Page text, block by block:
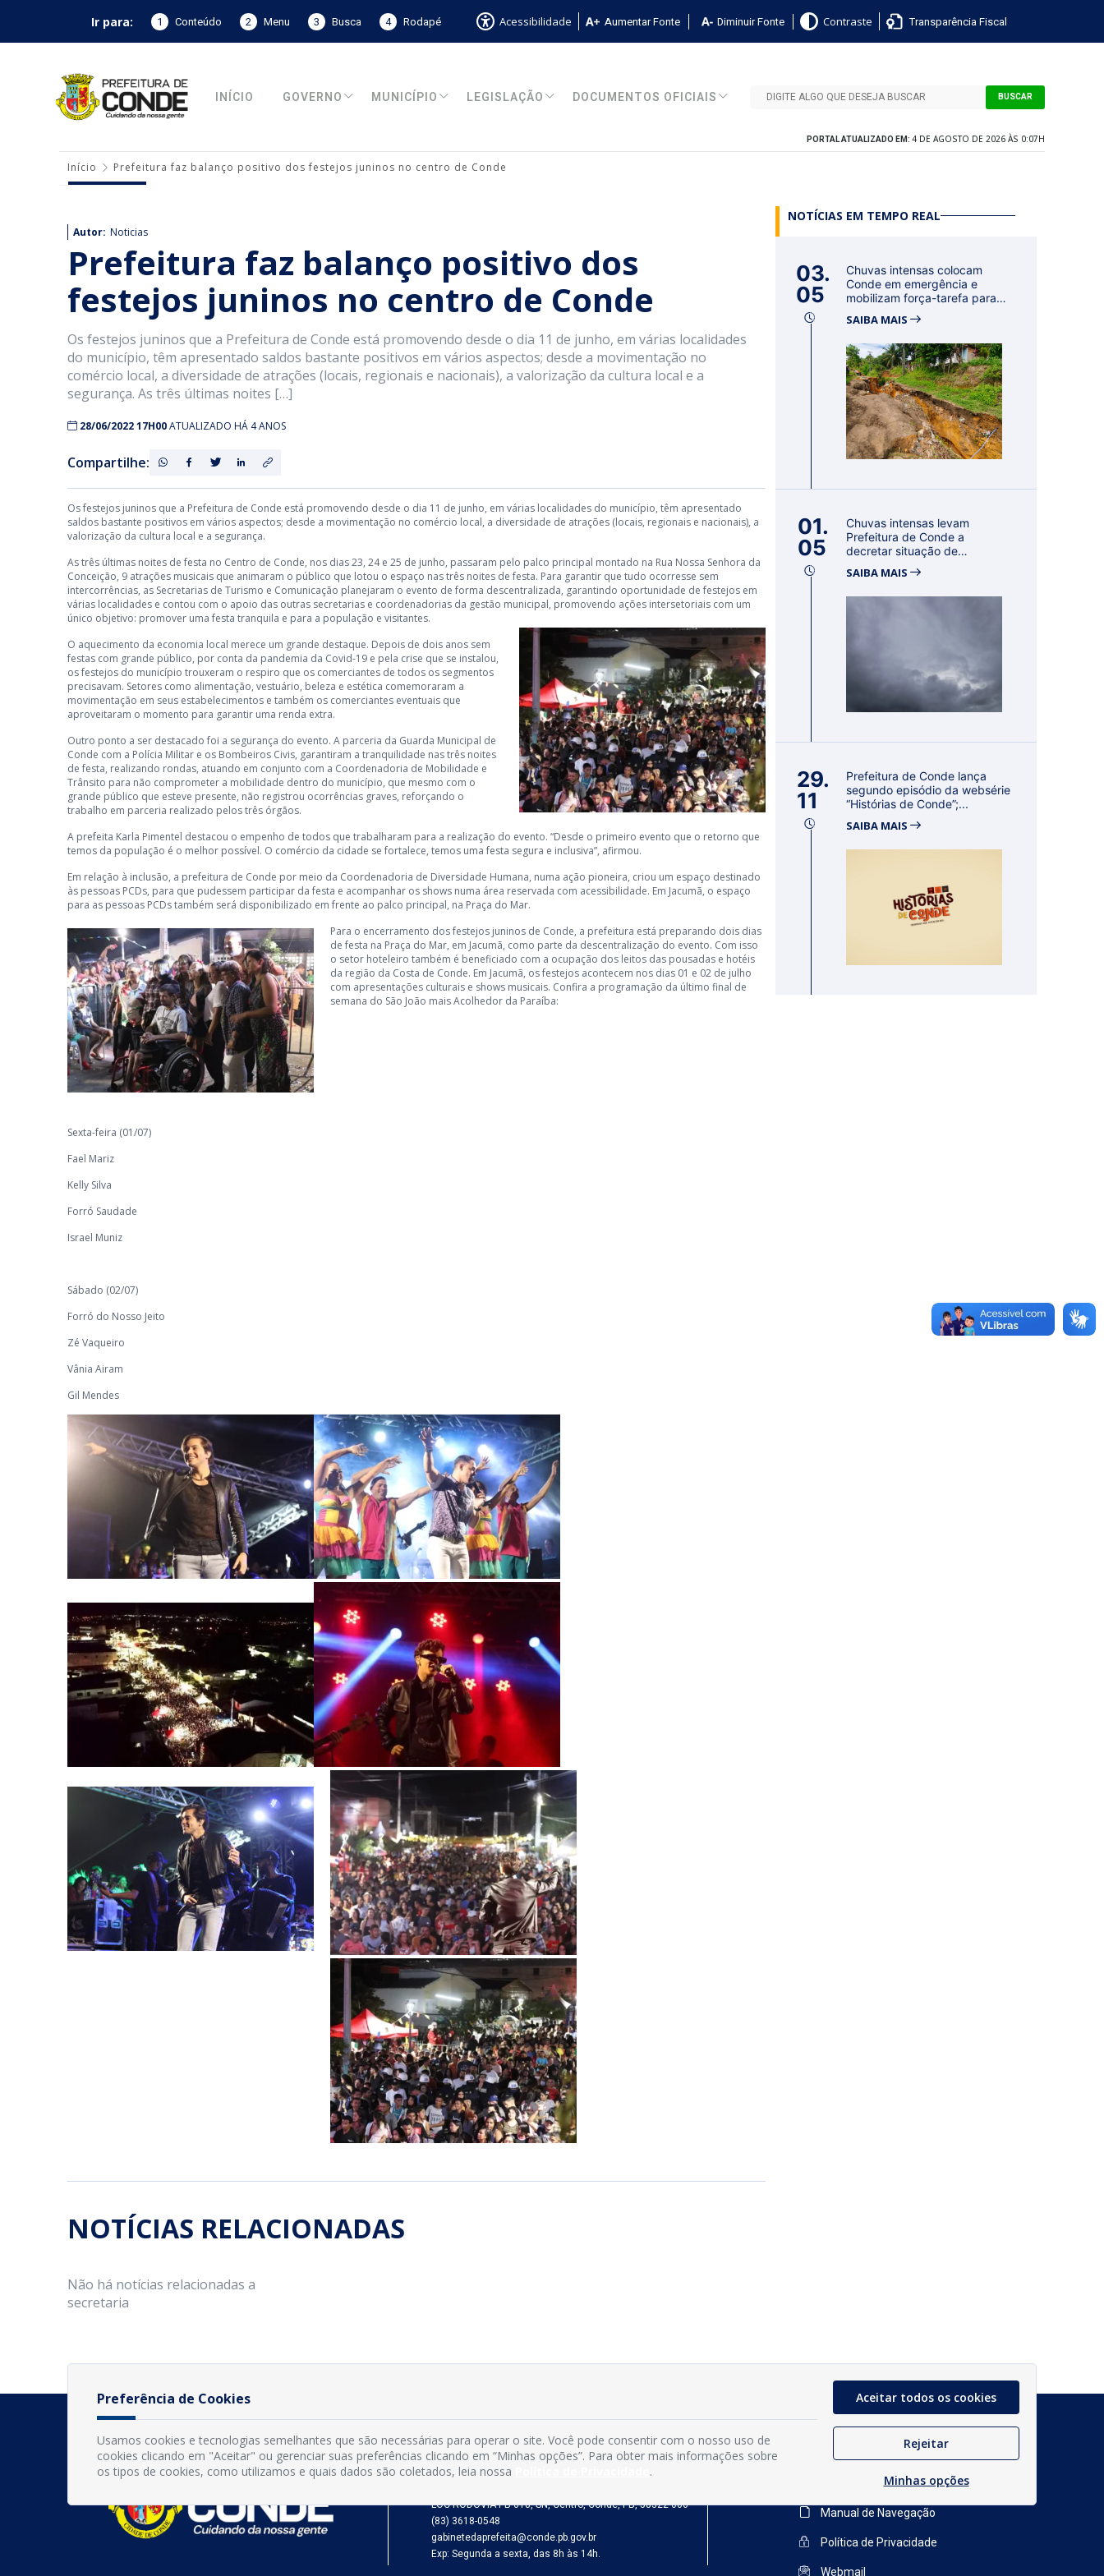
Ir para: 1 Conteúdo 2 Menu 3 Busca 4 Rodapé Acessibilidade Aumentar Fonte Diminuir Fonte Contraste Transparência Fiscal
INÍCIO GOVERNO MUNICÍPIO LEGISLAÇÃO DOCUMENTOS OFICIAIS BUSCAR
PORTAL ATUALIZADO EM: 4 DE AGOSTO DE 2026 ÀS 0:07H
Início Prefeitura faz balanço positivo dos festejos juninos no centro de Conde
Autor: Noticias
Prefeitura faz balanço positivo dos
festejos juninos no centro de Conde
Os festejos juninos que a Prefeitura de Conde está promovendo desde o dia 11 de junho, em várias localidades
do município, têm apresentado saldos bastante positivos em vários aspectos; desde a movimentação no
comércio local, a diversidade de atrações (locais, regionais e nacionais), a valorização da cultura local e a
segurança. As três últimas noites […]
28/06/2022 17H00ATUALIZADO HÁ 4 ANOS
Compartilhe:
Os festejos juninos que a Prefeitura de Conde está promovendo desde o dia 11 de junho, em várias localidades do município, têm apresentado
saldos bastante positivos em vários aspectos; desde a movimentação no comércio local, a diversidade de atrações (locais, regionais e nacionais), a
valorização da cultura local e a segurança.
As três últimas noites de festa no Centro de Conde, nos dias 23, 24 e 25 de junho, passaram pelo palco principal montado na Rua Nossa Senhora da
Conceição, 9 atrações musicais que animaram o público que lotou o espaço nas três noites de festa. Para garantir que tudo ocorresse sem
intercorrências, as Secretarias de Turismo e Comunicação planejaram o evento de forma descentralizada, garantindo oportunidade de festejos em
várias localidades e contou com o apoio das outras secretarias e coordenadorias da gestão municipal, promovendo ações intersetoriais com um
único objetivo: promover uma festa tranquila e para a população e visitantes.
O aquecimento da economia local merece um grande destaque. Depois de dois anos sem
festas com grande público, por conta da pandemia da Covid-19 e pela crise que se instalou,
os festejos do município trouxeram o respiro que os comerciantes de todos os segmentos
precisavam. Setores como alimentação, vestuário, beleza e estética comemoraram a
movimentação em seus estabelecimentos e também os comerciantes eventuais que
aproveitaram o momento para garantir uma renda extra.
Outro ponto a ser destacado foi a segurança do evento. A parceria da Guarda Municipal de
Conde com a Polícia Militar e os Bombeiros Civis, garantiram a tranquilidade nas três noites
de festa, realizando rondas, atuando em conjunto com a Coordenadoria de Mobilidade e
Trânsito para não comprometer a mobilidade dentro do município, que mesmo com o
grande público que esteve presente, não registrou ocorrências graves, reforçando o
trabalho em parceria realizado pelos três órgãos.
A prefeita Karla Pimentel destacou o empenho de todos que trabalharam para a realização do evento. “Desde o primeiro evento que o retorno que
temos da população é o melhor possível. O comércio da cidade se fortalece, temos uma festa segura e inclusiva”, afirmou.
Em relação à inclusão, a prefeitura de Conde por meio da Coordenadoria de Diversidade Humana, numa ação pioneira, criou um espaço destinado
às pessoas PCDs, para que pudessem participar da festa e acompanhar os shows numa área reservada com acessibilidade. Em Jacumã, o espaço
para as pessoas PCDs também será disponibilizado em frente ao palco principal, na Praça do Mar.
Para o encerramento dos festejos juninos de Conde, a prefeitura está preparando dois dias
de festa na Praça do Mar, em Jacumã, como parte da descentralização do evento. Com isso
o setor hoteleiro também é beneficiado com a ocupação dos leitos das pousadas e hotéis
da região da Costa de Conde. Em Jacumã, os festejos acontecem nos dias 01 e 02 de julho
com apresentações culturais e shows musicais. Confira a programação da último final de
semana do São João mais Acolhedor da Paraíba:
Sexta-feira (01/07)
Fael Mariz
Kelly Silva
Forró Saudade
Israel Muniz
Sábado (02/07)
Forró do Nosso Jeito
Zé Vaqueiro
Vânia Airam
Gil Mendes
NOTÍCIAS RELACIONADAS
Não há notícias relacionadas a
secretaria
NOTÍCIAS EM TEMPO REAL
03.
05
Chuvas intensas colocam
Conde em emergência e
mobilizam força-tarefa para
SAIBA MAIS
01.
05
Chuvas intensas levam
Prefeitura de Conde a
decretar situação de
SAIBA MAIS
29.
11
Prefeitura de Conde lança
segundo episódio da websérie
“Histórias de Conde”;...
SAIBA MAIS
Município de Conde - PB
LOC RODOVIA PB 018, SN, Centro, Conde, PB, 58322-000
(83) 3618-0548
gabinetedaprefeita@conde.pb.gov.br
Exp: Segunda a sexta, das 8h às 14h.
Glossário
Perguntas Frequentes
Manual de Navegação
Política de Privacidade
Webmail
Preferência de Cookies
Usamos cookies e tecnologias semelhantes que são necessárias para operar o site. Você pode consentir com o nosso uso de
cookies clicando em "Aceitar" ou gerenciar suas preferências clicando em “Minhas opções”. Para obter mais informações sobre
os tipos de cookies, como utilizamos e quais dados são coletados, leia nossa
.
Aceitar todos os cookies
Rejeitar
Minhas opções